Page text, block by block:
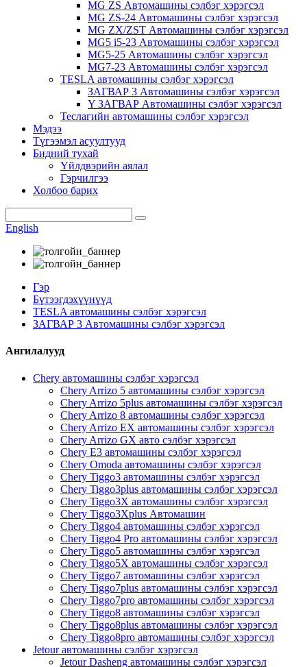
MG ZS Автомашины сэлбэг хэрэгсэл
MG ZS-24 Автомашины сэлбэг хэрэгсэл
MG ZX/ZST Автомашины сэлбэг хэрэгсэл
MG5 i5-23 Автомашины сэлбэг хэрэгсэл
MG5-25 Автомашины сэлбэг хэрэгсэл
MG7-23 Автомашины сэлбэг хэрэгсэл
TESLA автомашины сэлбэг хэрэгсэл
ЗАГВАР 3 Автомашины сэлбэг хэрэгсэл
Y ЗАГВАР Автомашины сэлбэг хэрэгсэл
Теслагийн автомашины сэлбэг хэрэгсэл
Мэдээ
Түгээмэл асуултууд
Бидний тухай
Үйлдвэрийн аялал
Гэрчилгээ
Холбоо барих
English
Гэр
Бүтээгдэхүүнүүд
TESLA автомашины сэлбэг хэрэгсэл
ЗАГВАР 3 Автомашины сэлбэг хэрэгсэл
Ангилалууд
Chery автомашины сэлбэг хэрэгсэл
Chery Arrizo 5 автомашины сэлбэг хэрэгсэл
Chery Arrizo 5plus автомашины сэлбэг хэрэгсэл
Chery Arrizo 8 автомашины сэлбэг хэрэгсэл
Chery Arrizo EX автомашины сэлбэг хэрэгсэл
Chery Arrizo GX авто сэлбэг хэрэгсэл
Chery E3 автомашины сэлбэг хэрэгсэл
Chery Omoda автомашины сэлбэг хэрэгсэл
Chery Tiggo3 автомашины сэлбэг хэрэгсэл
Chery Tiggo3plus автомашины сэлбэг хэрэгсэл
Chery Tiggo3X автомашины сэлбэг хэрэгсэл
Chery Tiggo3Xplus Автомашин
Chery Tiggo4 автомашины сэлбэг хэрэгсэл
Chery Tiggo4 Pro автомашины сэлбэг хэрэгсэл
Chery Tiggo5 автомашины сэлбэг хэрэгсэл
Chery Tiggo5X автомашины сэлбэг хэрэгсэл
Chery Tiggo7 автомашины сэлбэг хэрэгсэл
Chery Tiggo7plus автомашины сэлбэг хэрэгсэл
Chery Tiggo7pro автомашины сэлбэг хэрэгсэл
Chery Tiggo8 автомашины сэлбэг хэрэгсэл
Chery Tiggo8plus автомашины сэлбэг хэрэгсэл
Chery Tiggo8pro автомашины сэлбэг хэрэгсэл
Jetour автомашины сэлбэг хэрэгсэл
Jetour Dasheng автомашины сэлбэг хэрэгсэл